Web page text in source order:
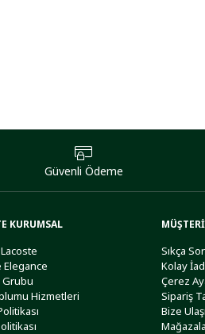
Güvenli Ödeme
KURUMSAL
Elegance
Grubu
Hizmetleri
Sıkça
Kolay
Çerez
Sipariş
Bize